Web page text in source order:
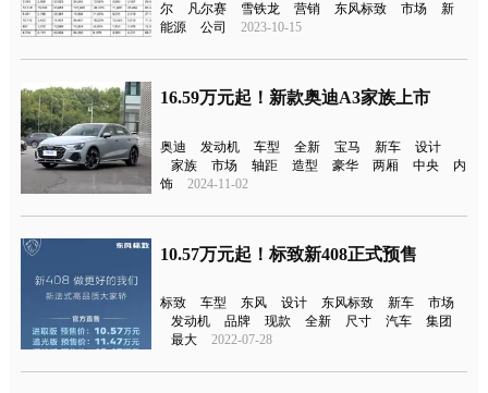
尔
凡尔赛 雪铁龙 营销 东风标致 市场
新
能源
公司 2023-10-15
16.59万元起！新款奥迪A3家族上市
奥迪 发动机 车型 全新 宝马 新车
设计
家族
市场 轴距 造型 豪华 两厢 中央
内
饰
2024-11-02
10.57万元起！标致新408正式预售
标致 车型 东风 设计 东风标致 新车
市场
发动机
品牌 现款 全新 尺寸 汽车
集团
最大
2022-07-28